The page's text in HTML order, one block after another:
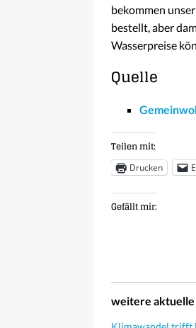
bekommen
bestellt, aber
Wasserpreise
Quelle
Teilen mit:
Drucken
Gefällt mir:
weitere aktuelle